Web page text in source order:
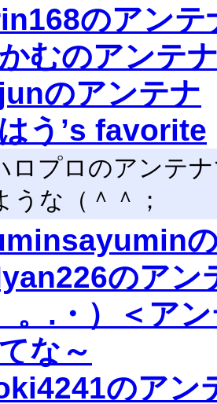
のアンテ
むのアンテ
のアンテナ
う’s favorite
ロプロのアンテ
うな（＾＾；
のアン
。.・）＜ア
な～
のアン